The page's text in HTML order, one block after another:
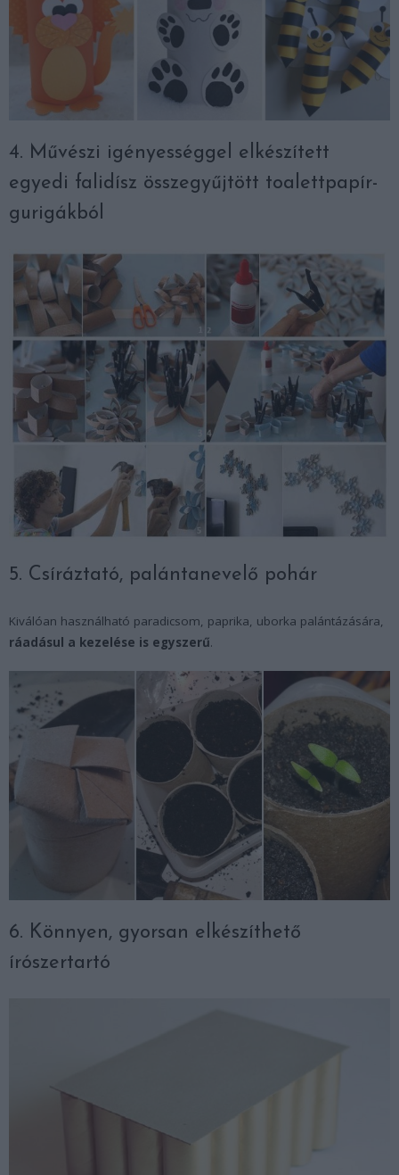
4. Művészi igényességgel elkészített
egyedi falidísz összegyűjtött toalettpapír-
gurigákból
5. Csíráztató, palántanevelő pohár
Kiválóan használható paradicsom, paprika, uborka palántázására,
ráadásul a kezelése is egyszerű.
6. Könnyen, gyorsan elkészíthető
írószertartó